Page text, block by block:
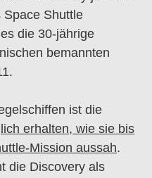
Space Shuttle
die 30-jährige
bemannten
ist die
erhalten, wie sie bis
Mission aussah.
die Discovery als